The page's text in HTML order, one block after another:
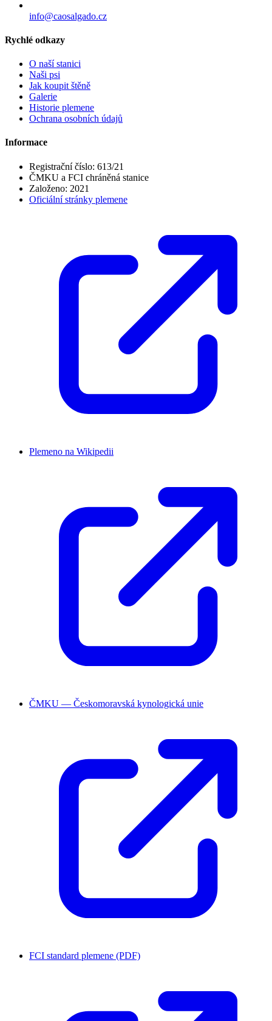
info@caosalgado.cz
Rychlé odkazy
O naší stanici
Naši psi
Jak koupit štěně
Galerie
Historie plemene
Ochrana osobních údajů
Informace
Registrační číslo: 613/21
ČMKU a FCI chráněná stanice
Založeno: 2021
Oficiální stránky plemene
Plemeno na Wikipedii
ČMKU — Českomoravská kynologická unie
FCI standard plemene (PDF)